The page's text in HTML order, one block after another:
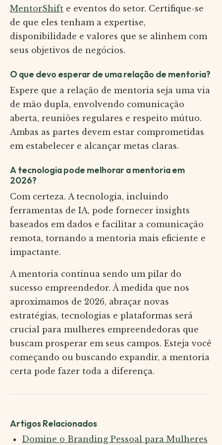
MentorShift e eventos do setor. Certifique-se
de que eles tenham a expertise,
disponibilidade e valores que se alinhem com
seus objetivos de negócios.
O que devo esperar de uma relação de mentoria?
Espere que a relação de mentoria seja uma via
de mão dupla, envolvendo comunicação
aberta, reuniões regulares e respeito mútuo.
Ambas as partes devem estar comprometidas
em estabelecer e alcançar metas claras.
A tecnologia pode melhorar a mentoria em
2026?
Com certeza. A tecnologia, incluindo
ferramentas de IA, pode fornecer insights
baseados em dados e facilitar a comunicação
remota, tornando a mentoria mais eficiente e
impactante.
A mentoria continua sendo um pilar do
sucesso empreendedor. À medida que nos
aproximamos de 2026, abraçar novas
estratégias, tecnologias e plataformas será
crucial para mulheres empreendedoras que
buscam prosperar em seus campos. Esteja você
começando ou buscando expandir, a mentoria
certa pode fazer toda a diferença.
Artigos Relacionados
Domine o Branding Pessoal para Mulheres